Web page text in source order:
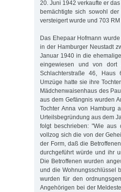
20. Juni 1942 verkaufte er
bemächtigte sich sowohl
versteigert wurde und 703 RM
Das Ehepaar Hofmann
in der Hamburger Neustadt
Januar 1940 in die
eingewiesen und von
Schlachterstraße 46, Haus
Umzüge hatte sie ihre
Mädchenwaisenhaus des
aus dem Gefängnis wurden
Tochter Anna von Hamburg
Urteilsbegründung aus dem
folgt beschrieben: "Wie aus
vollzog sich die von der
der Form, daß die
durchgeführt würde und ihr
Die Betroffenen wurden
und die Wohnungsschlüssel
wurden für den
Angehörigen bei der